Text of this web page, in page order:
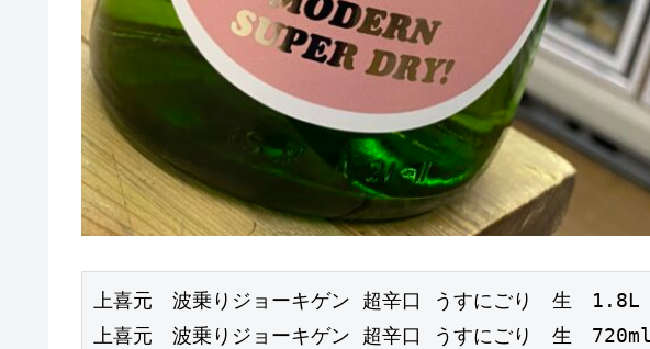
上喜元　波乗りジョーキゲン 超辛口 うすにごり　生　
上喜元　波乗りジョーキゲン 超辛口 うすにごり　生　